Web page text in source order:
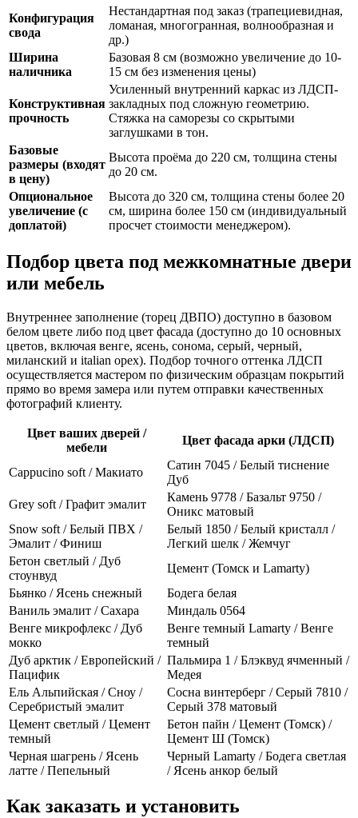
Конфигурация
свода
Нестандартная под заказ (трапециевидная,
ломаная, многогранная, волнообразная и
др.)
Ширина
наличника
Базовая 8 см (возможно увеличение до 10-
15 см без изменения цены)
Конструктивная
прочность
Усиленный внутренний каркас из ЛДСП-
закладных под сложную геометрию.
Стяжка на саморезы со скрытыми
заглушками в тон.
Базовые
размеры (входят
в цену)
Высота проёма до 220 см, толщина стены
до 20 см.
Опциональное
увеличение (с
доплатой)
Высота до 320 см, толщина стены более 20
см, ширина более 150 см (индивидуальный
просчет стоимости менеджером).
Подбор цвета под межкомнатные двери
или мебель
Внутреннее заполнение (торец ДВПО) доступно в базовом
белом цвете либо под цвет фасада (доступно до 10 основных
цветов, включая венге, ясень, сонома, серый, черный,
миланский и italian орех). Подбор точного оттенка ЛДСП
осуществляется мастером по физическим образцам покрытий
прямо во время замера или путем отправки качественных
фотографий клиенту.
Цвет ваших дверей /
мебели
Цвет фасада арки (ЛДСП)
Cappucino soft / Макиато
Сатин 7045 / Белый тиснение
Дуб
Grey soft / Графит эмалит
Камень 9778 / Базальт 9750 /
Оникс матовый
Snow soft / Белый ПВХ /
Эмалит / Финиш
Белый 1850 / Белый кристалл /
Легкий шелк / Жемчуг
Бетон светлый / Дуб
стоунвуд
Цемент (Томск и Lamarty)
Бьянко / Ясень снежный
Бодега белая
Ваниль эмалит / Сахара
Миндаль 0564
Венге микрофлекс / Дуб
мокко
Венге темный Lamarty / Венге
темный
Дуб арктик / Европейский /
Пацифик
Пальмира 1 / Блэквуд ячменный /
Медея
Ель Альпийская / Сноу /
Серебристый эмалит
Сосна винтерберг / Серый 7810 /
Серый 378 матовый
Цемент светлый / Цемент
темный
Бетон пайн / Цемент (Томск) /
Цемент Ш (Томск)
Черная шагрень / Ясень
латте / Пепельный
Черный Lamarty / Бодега светлая
/ Ясень анкор белый
Как заказать и установить